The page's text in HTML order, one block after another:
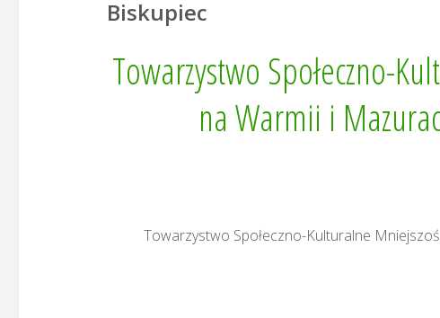
Biskupiec
Towarzystwo Społeczno-
na Warmii i
Towarzystwo Społeczno-Kulturalne